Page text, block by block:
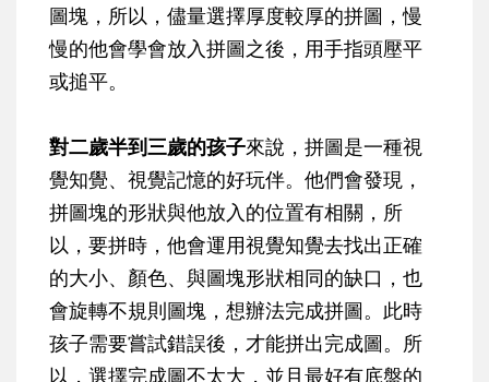
圖塊，所以，儘量選擇厚度較厚的拼圖，慢
慢的他會學會放入拼圖之後，用手指頭壓平
或搥平。
對二歲半到三歲的孩子來說，拼圖是一種視
覺知覺、視覺記憶的好玩伴。他們會發現，
拼圖塊的形狀與他放入的位置有相關，所
以，要拼時，他會運用視覺知覺去找出正確
的大小、顏色、與圖塊形狀相同的缺口，也
會旋轉不規則圖塊，想辦法完成拼圖。此時
孩子需要嘗試錯誤後，才能拼出完成圖。所
以，選擇完成圖不太大，並且最好有底盤的